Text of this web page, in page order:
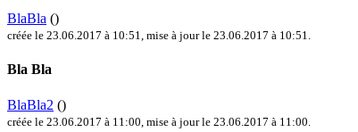
BlaBla ()
créée le 23.06.2017 à 10:51, mise à jour le 23.06.2017 à 10:51.
Bla Bla
BlaBla2 ()
créée le 23.06.2017 à 11:00 mise à jour le 23.06.2017 à 11:00